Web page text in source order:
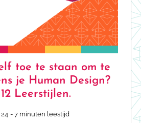
toe te staan om te
je Human Design?
Leerstijlen.
- 7 minuten leestijd